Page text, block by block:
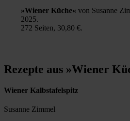
»Wiener Küche« von Susanne
2025.
272 Seiten, 30,80 €.
Rezepte aus »Wiener
Wiener Kalbstafelspitz
Susanne Zimmel